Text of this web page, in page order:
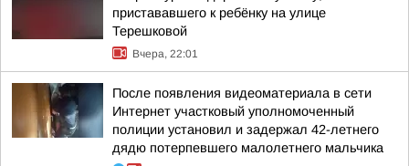
пристававшего к ребёнку на улице
Терешковой
Вчера, 22:01
После появления видеоматериала в сети
Интернет участковый уполномоченный
полиции установил и задержал 42-летнего
дядю потерпевшего малолетнего мальчика